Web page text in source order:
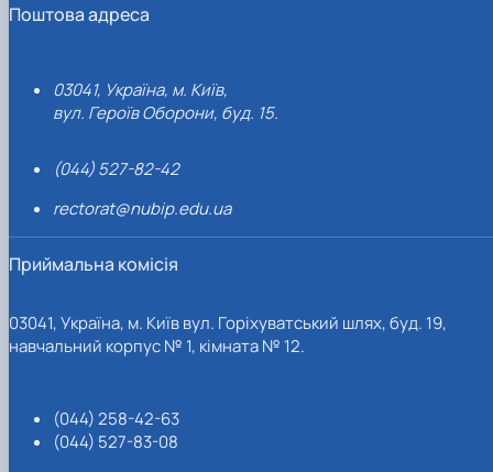
Поштова адреса
03041, Україна, м. Київ,
вул. Героїв Оборони, буд. 15.
(044) 527-82-42
rectorat@nubip.edu.ua
Приймальна комісія
03041, Україна, м. Київ вул. Горіхуватський шлях, буд. 19,
навчальний корпус № 1, кімната № 12.
(044) 258-42-63
(044) 527-83-08